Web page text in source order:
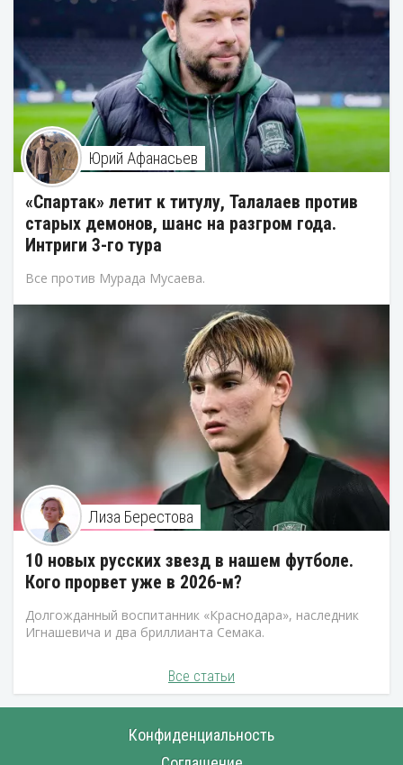
Юрий Афанасьев
«Спартак» летит к титулу, Талалаев против
старых демонов, шанс на разгром года.
Интриги 3-го тура
Все против Мурада Мусаева.
Лиза Берестова
10 новых русских звезд в нашем футболе.
Кого прорвет уже в 2026-м?
Долгожданный воспитанник «Краснодара», наследник
Игнашевича и два бриллианта Семака.
Все статьи
Конфиденциальность